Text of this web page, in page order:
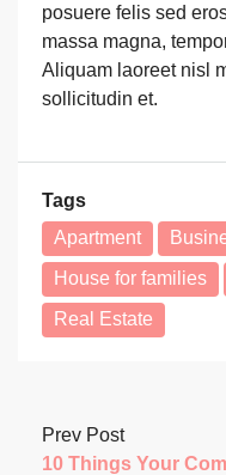
posuere felis sed
massa magna,
Aliquam laoreet nisl
sollicitudin et.
Tags
Apartment
House for families
Real Estate
Prev Post
10 Things Your